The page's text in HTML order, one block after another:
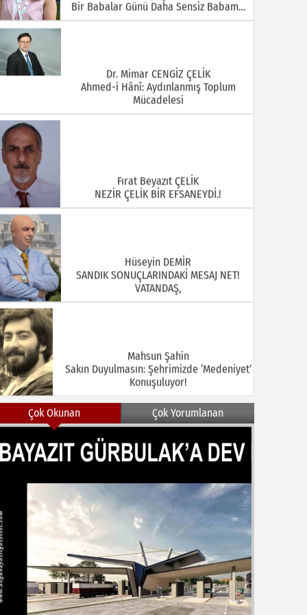
Bir Babalar Günü Daha Sensiz Babam…
Dr. Mimar CENGİZ ÇELİK
Ahmed-i Hânî: Aydınlanmış Toplum
Mücadelesi
Fırat Beyazıt ÇELİK
NEZİR ÇELİK BİR EFSANEYDİ.!
Hüseyin DEMİR
SANDIK SONUÇLARINDAKİ MESAJ NET!
VATANDAŞ,
Mahsun Şahin
Sakın Duyulmasın: Şehrimizde ‘Medeniyet’
Konuşuluyor!
MEHMET KOÇ
DOĞUBAYAZIT ASLINDA BİR İNANÇ
NEZİR ÇELİK
DOĞUBAYAZIT’TA KUŞLAR VE İNSANLAR
Çok Okunan Çok Yorumlanan